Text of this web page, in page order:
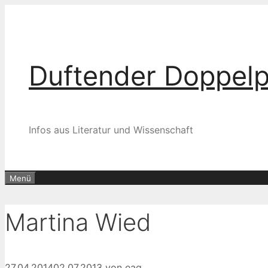
Duftender
Infos aus Literatur und Wissenschaft
Menü
Martina Wied